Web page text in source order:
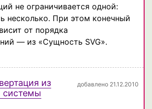
не ограничивается одной:
несколько. При этом конечный
от порядка
— из «Сущность SVG».
из
системы
добавлено 21.12.2010